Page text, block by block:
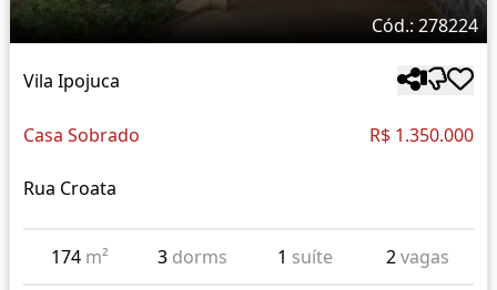
Cód.: 278224
Vila Ipojuca
Casa Sobrado R$ 1.350.000
Rua Croata
174 m² 3 dorms 1 suíte 2vagas